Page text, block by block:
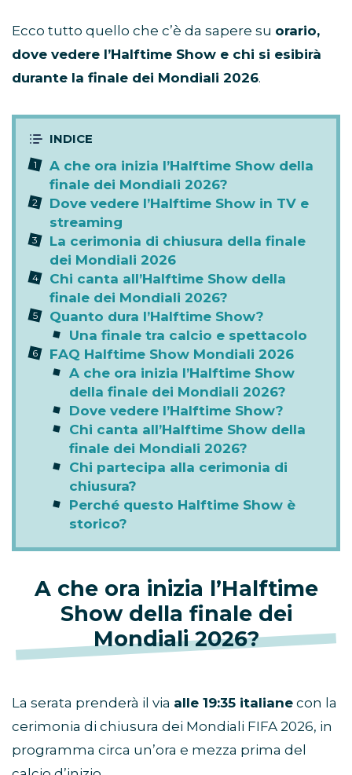
Ecco tutto quello che c’è da sapere su orario,
dove vedere l’Halftime Show e chi si esibirà
durante la finale dei Mondiali 2026.
A che ora inizia l’Halftime Show della
finale dei Mondiali 2026?
Dove vedere l’Halftime Show in TV e
streaming
La cerimonia di chiusura della finale
dei Mondiali 2026
Chi canta all’Halftime Show della
finale dei Mondiali 2026?
Quanto dura l’Halftime Show?
Una finale tra calcio e spettacolo
FAQ Halftime Show Mondiali 2026
A che ora inizia l’Halftime Show
della finale dei Mondiali 2026?
Dove vedere l’Halftime Show?
Chi canta all’Halftime Show della
finale dei Mondiali 2026?
Chi partecipa alla cerimonia di
chiusura?
Perché questo Halftime Show è
storico?
A che ora inizia l’Halftime
Show della finale dei
Mondiali 2026?
La serata prenderà il via alle 19:35 italiane con la
cerimonia di chiusura dei Mondiali FIFA 2026, in
programma circa un’ora e mezza prima del